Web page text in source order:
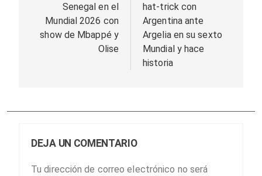
entradas
Senegal en el
Mundial 2026 con
show de Mbappé y
Olise
hat-trick con
Argentina ante
Argelia en su sexto
Mundial y hace
historia
DEJA UN COMENTARIO
Tu dirección de correo electrónico no será